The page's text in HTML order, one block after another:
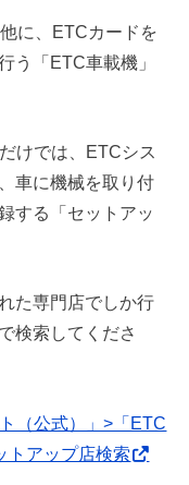
に、ETCカードを
う「ETC車載機」
けでは、ETCシス
車に機械を取り付
する「セットアッ
た専門店でしか行
検索してくださ
（公式）」>「ETC
トアップ店検索